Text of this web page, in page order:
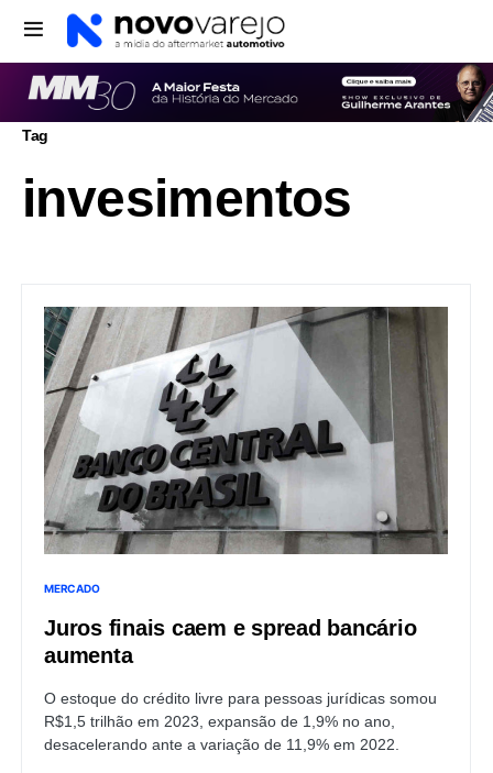
Tag
invesimentos
MERCADO
Juros finais caem e spread bancário
aumenta
O estoque do crédito livre para pessoas jurídicas somou
R$1,5 trilhão em 2023, expansão de 1,9% no ano,
desacelerando ante a variação de 11,9% em 2022.